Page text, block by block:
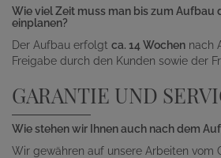
Wie viel Zeit muss man bis zum Aufbau
einplanen?
Der Aufbau erfolgt ca. 14 Wochen nach
Freigabe durch den Kunden sowie der
GARANTIE UND
Wie stehen wir Ihnen auch nach dem
Wir gewähren auf unsere Arbeiten vom